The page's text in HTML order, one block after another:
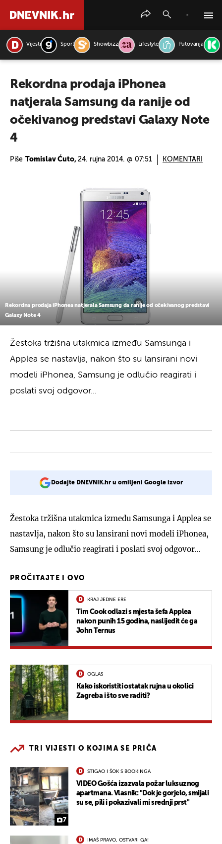
Vijesti Sport Showbizz Lifestyle Putovanja
Rekordna prodaja iPhonea
natjerala Samsung da ranije od
očekivanog predstavi Galaxy Note
4
Piše Tomislav Ćuto, 24. rujna 2014. @ 07:51 KOMENTARI
Rekordna prodaja iPhonea natjerala Samsung da ranije od očekivanog predstavi
Galaxy Note 4
Žestoka tržišna utakmica između Samsunga i
Applea se nastavlja, nakon što su lansirani novi
modeli iPhonea, Samsung je odlučio reagirati i
poslati svoj odgovor...
Dodajte DNEVNIK.hr u omiljeni Google izvor
Žestoka tržišna utakmica između Samsunga i Applea se
nastavlja, nakon što su lansirani novi modeli iPhonea,
Samsung je odlučio reagirati i poslati svoj odgovor...
PROČITAJTE I OVO
KRAJ JEDNE ERE
Tim Cook odlazi s mjesta šefa Applea
nakon punih 15 godina, naslijedit će ga
John Ternus
OGLAS
Kako iskoristiti ostatak rujna u okolici
Zagreba i što sve raditi?
TRI VIJESTI O KOJIMA SE PRIČA
7
STIGAO I ŠOK S BOOKINGA
VIDEO Gošća izazvala požar luksuznog
apartmana. Vlasnik: "Dok je gorjelo, smijali
su se, pili i pokazivali mi srednji prst"
IMAŠ PRAVO, OSTVARI GA!
PRETRAŽITE VIJESTI